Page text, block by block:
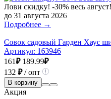
Лови скидку! -30% весь август!
до 31 августа 2026
Подробнее →
Совок садовый Гарден Хаус
Артикул: 163946
161₽ 189.99₽
132 ₽/ опт
В корзину
Акция